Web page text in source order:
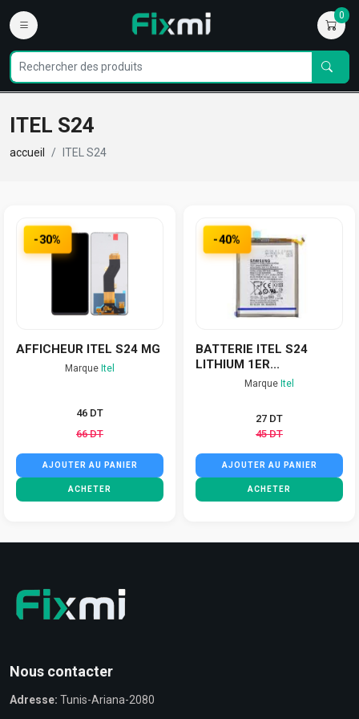
0
ITEL S24
accueil ITEL S24
-30%
AFFICHEUR ITEL S24 MG
Marque Itel
46 DT
66 DT
AJOUTER AU PANIER
ACHETER
-40%
BATTERIE ITEL S24
LITHIUM 1ER...
Marque Itel
27 DT
45 DT
AJOUTER AU PANIER
ACHETER
Nous contacter
Adresse: Tunis-Ariana-2080